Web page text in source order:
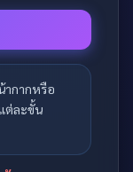
ากากหรือ
ต่ละขั้น